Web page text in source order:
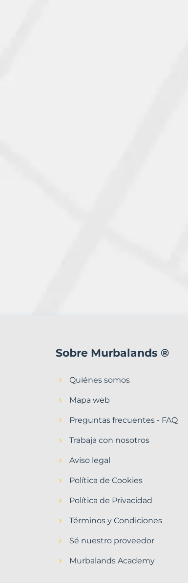
Sobre Murbalands ®
Quiénes somos
Mapa web
Preguntas frecuentes - FAQ
Trabaja con nosotros
Aviso legal
Política de Cookies
Política de Privacidad
Términos y Condiciones
Sé nuestro proveedor
Murbalands Academy